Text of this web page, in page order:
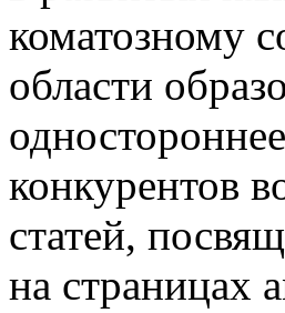
коматозному
области
конкурентов
статей,
на страницах